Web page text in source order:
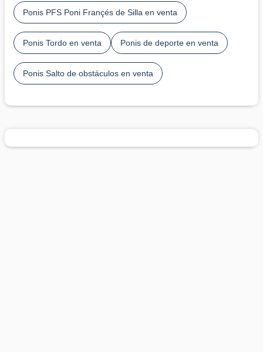
Ponis PFS Poni Françés de Silla en venta
Ponis Tordo en venta Ponis de deporte en venta
Ponis Salto de obstáculos en venta